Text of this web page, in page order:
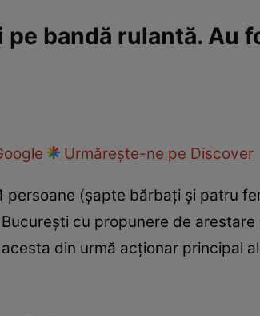
pe bandă rulantă. Au
Urmărește-ne pe Discover
persoane (şapte bărbaţi şi patru
cu propunere de
din urmă acţionar principal